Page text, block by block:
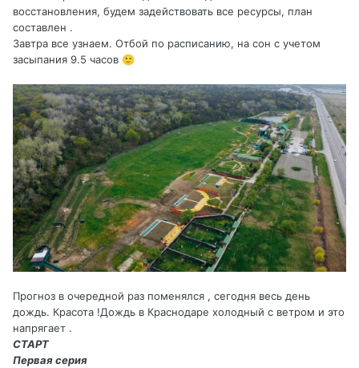
восстановления, будем задействовать все ресурсы, план
составлен .
Завтра все узнаем. Отбой по расписанию, на сон с учетом
засыпания 9.5 часов 🙂
Прогноз в очередной раз поменялся , сегодня весь день
дождь. Красота !Дождь в Краснодаре холодный с ветром и это
напрягает .
СТАРТ
Первая серия